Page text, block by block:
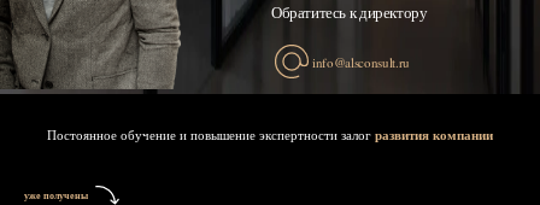
Обратитесь к директору
info@alsconsult.ru
Постоянное обучение и повышение экспертности залог развития компании
уже получены